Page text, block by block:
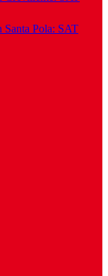
Santa Pola: SAT